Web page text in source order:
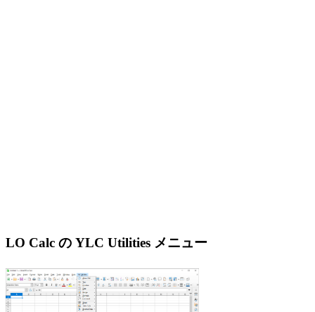
LO Calc の YLC Utilities メニュー